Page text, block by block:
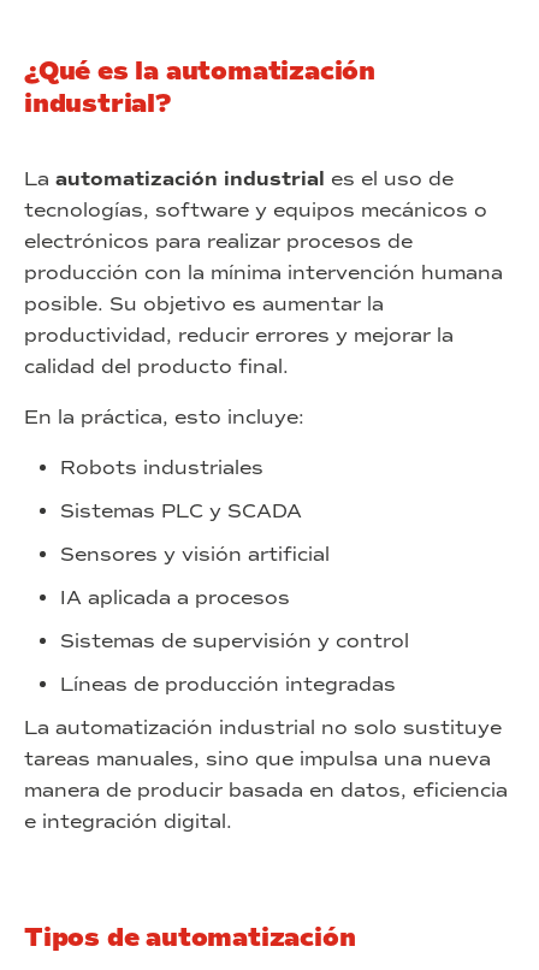
¿Qué es la automatización
industrial?
La automatización industrial es el uso de
tecnologías, software y equipos mecánicos o
electrónicos para realizar procesos de
producción con la mínima intervención humana
posible. Su objetivo es aumentar la
productividad, reducir errores y mejorar la
calidad del producto final.
En la práctica, esto incluye:
Robots industriales
Sistemas PLC y SCADA
Sensores y visión artificial
IA aplicada a procesos
Sistemas de supervisión y control
Líneas de producción integradas
La automatización industrial no solo sustituye
tareas manuales, sino que impulsa una nueva
manera de producir basada en datos, eficiencia
e integración digital.
Tipos de automatización